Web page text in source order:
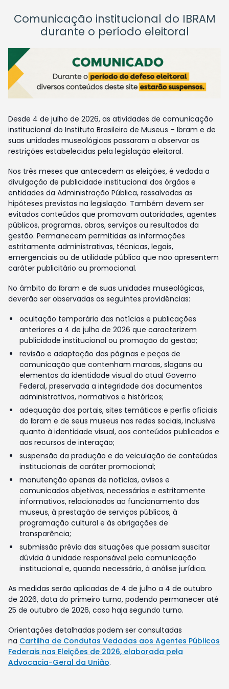
Comunicação institucional do IBRAM
durante o período eleitoral
Desde 4 de julho de 2026, as atividades de comunicação
institucional do Instituto Brasileiro de Museus – Ibram e de
suas unidades museológicas passaram a observar as
restrições estabelecidas pela legislação eleitoral.
Nos três meses que antecedem as eleições, é vedada a
divulgação de publicidade institucional dos órgãos e
entidades da Administração Pública, ressalvadas as
hipóteses previstas na legislação. Também devem ser
evitados conteúdos que promovam autoridades, agentes
públicos, programas, obras, serviços ou resultados da
gestão. Permanecem permitidas as informações
estritamente administrativas, técnicas, legais,
emergenciais ou de utilidade pública que não apresentem
caráter publicitário ou promocional.
No âmbito do Ibram e de suas unidades museológicas,
deverão ser observadas as seguintes providências:
ocultação temporária das notícias e publicações
anteriores a 4 de julho de 2026 que caracterizem
publicidade institucional ou promoção da gestão;
revisão e adaptação das páginas e peças de
comunicação que contenham marcas, slogans ou
elementos da identidade visual do atual Governo
Federal, preservada a integridade dos documentos
administrativos, normativos e históricos;
adequação dos portais, sites temáticos e perfis oficiais
do Ibram e de seus museus nas redes sociais, inclusive
quanto à identidade visual, aos conteúdos publicados e
aos recursos de interação;
suspensão da produção e da veiculação de conteúdos
institucionais de caráter promocional;
manutenção apenas de notícias, avisos e
comunicados objetivos, necessários e estritamente
informativos, relacionados ao funcionamento dos
museus, à prestação de serviços públicos, à
programação cultural e às obrigações de
transparência;
submissão prévia das situações que possam suscitar
dúvida à unidade responsável pela comunicação
institucional e, quando necessário, à análise jurídica.
As medidas serão aplicadas de 4 de julho a 4 de outubro
de 2026, data do primeiro turno, podendo permanecer até
25 de outubro de 2026, caso haja segundo turno.
Orientações detalhadas podem ser consultadas
na Cartilha de Condutas Vedadas aos Agentes Públicos
Federais nas Eleições de 2026, elaborada pela
Advocacia-Geral da União.